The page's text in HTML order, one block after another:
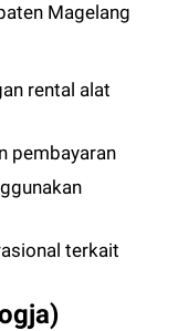
Magelang
rental alat
pembayaran
terkait